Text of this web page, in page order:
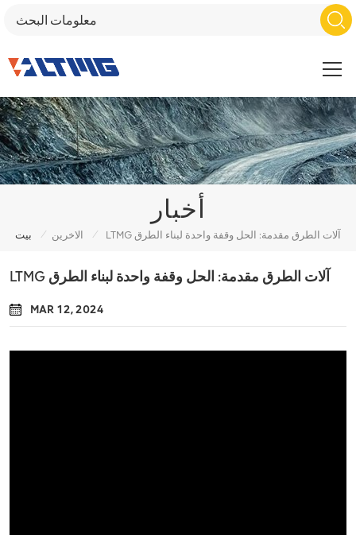
أخبار
بيت / الاخرين / LTMG آلات الطرق مقدمة: الحل وقفة واحدة لبناء الطرق
LTMG آلات الطرق مقدمة: الحل وقفة واحدة لبناء الطرق
MAR 12, 2024